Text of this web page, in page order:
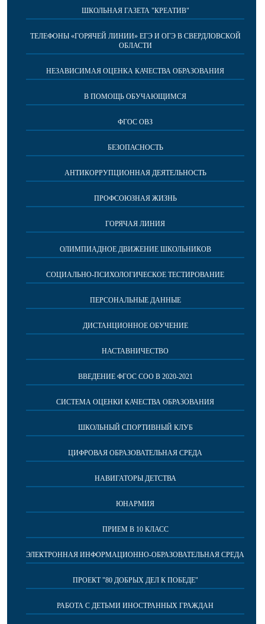
ШКОЛЬНАЯ ГАЗЕТА "КРЕАТИВ"
ТЕЛЕФОНЫ «ГОРЯЧЕЙ ЛИНИИ» ЕГЭ И ОГЭ В СВЕРДЛОВСКОЙ
ОБЛАСТИ
НЕЗАВИСИМАЯ ОЦЕНКА КАЧЕСТВА ОБРАЗОВАНИЯ
В ПОМОЩЬ ОБУЧАЮЩИМСЯ
ФГОС ОВЗ
БЕЗОПАСНОСТЬ
АНТИКОРРУПЦИОННАЯ ДЕЯТЕЛЬНОСТЬ
ПРОФСОЮЗНАЯ ЖИЗНЬ
ГОРЯЧАЯ ЛИНИЯ
ОЛИМПИАДНОЕ ДВИЖЕНИЕ ШКОЛЬНИКОВ
СОЦИАЛЬНО-ПСИХОЛОГИЧЕСКОЕ ТЕСТИРОВАНИЕ
ПЕРСОНАЛЬНЫЕ ДАННЫЕ
ДИСТАНЦИОННОЕ ОБУЧЕНИЕ
НАСТАВНИЧЕСТВО
ВВЕДЕНИЕ ФГОС СОО В 2020-2021
СИСТЕМА ОЦЕНКИ КАЧЕСТВА ОБРАЗОВАНИЯ
ШКОЛЬНЫЙ СПОРТИВНЫЙ КЛУБ
ЦИФРОВАЯ ОБРАЗОВАТЕЛЬНАЯ СРЕДА
НАВИГАТОРЫ ДЕТСТВА
ЮНАРМИЯ
ПРИЕМ В 10 КЛАСС
ЭЛЕКТРОННАЯ ИНФОРМАЦИОННО-ОБРАЗОВАТЕЛЬНАЯ СРЕДА
ПРОЕКТ "80 ДОБРЫХ ДЕЛ К ПОБЕДЕ"
РАБОТА С ДЕТЬМИ ИНОСТРАННЫХ ГРАЖДАН